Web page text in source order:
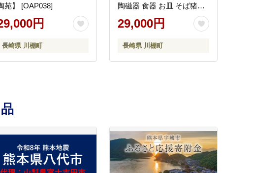
苑】 [OAP038]
円
長崎県 川棚町
陶磁器 食器 お皿 そば猪口
【山下陶苑】 [OAP041]
29,000円
長崎県 川棚町